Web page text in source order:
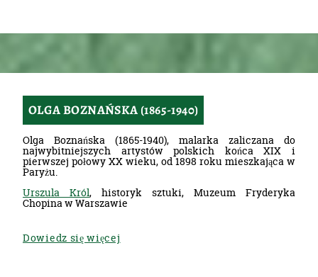
OLGA BOZNAŃSKA (1865-1940)
Olga Boznańska (1865-1940), malarka zaliczana do
najwybitniejszych artystów polskich końca XIX i
pierwszej połowy XX wieku, od 1898 roku mieszkająca w
Paryżu.
Urszula Król, historyk sztuki, Muzeum Fryderyka
Chopina w Warszawie
Dowiedz się więcej